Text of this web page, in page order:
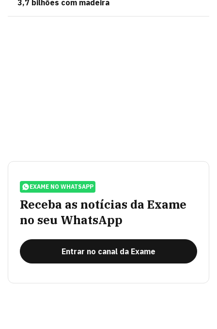
3,7 bilhões com madeira
EXAME NO WHATSAPP
Receba as notícias da Exame
no seu WhatsApp
Entrar no canal da Exame